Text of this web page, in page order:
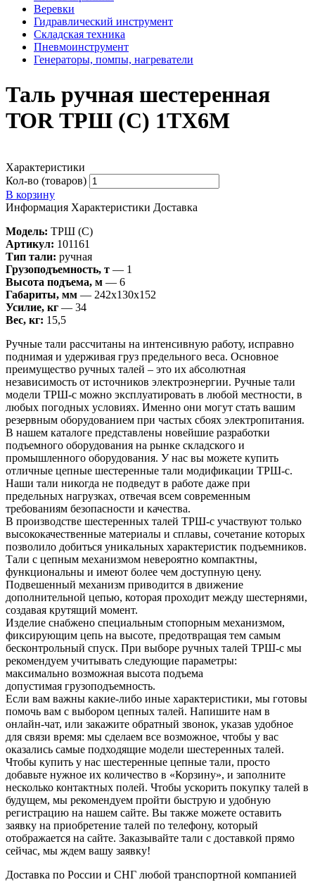
Веревки
Гидравлический инструмент
Складская техника
Пневмоинструмент
Генераторы, помпы, нагреватели
Таль ручная шестеренная
TOR ТРШ (C) 1ТХ6М
Характеристики
Кол-во (товаров)
В корзину
Информация Характеристики Доставка
Модель: ТРШ (C)
Артикул: 101161
Тип тали: ручная
Грузоподъемность, т — 1
Высота подъема, м — 6
Габариты, мм — 242х130х152
Усилие, кг — 34
Вес, кг: 15,5
Ручные тали рассчитаны на интенсивную работу, исправно
поднимая и удерживая груз предельного веса. Основное
преимущество ручных талей – это их абсолютная
независимость от источников электроэнергии. Ручные тали
модели ТРШ-с можно эксплуатировать в любой местности, в
любых погодных условиях. Именно они могут стать вашим
резервным оборудованием при частых сбоях электропитания.
В нашем каталоге представлены новейшие разработки
подъемного оборудования на рынке складского и
промышленного оборудования. У нас вы можете купить
отличные цепные шестеренные тали модификации ТРШ-с.
Наши тали никогда не подведут в работе даже при
предельных нагрузках, отвечая всем современным
требованиям безопасности и качества.
В производстве шестеренных талей ТРШ-с участвуют только
высококачественные материалы и сплавы, сочетание которых
позволило добиться уникальных характеристик подъемников.
Тали с цепным механизмом невероятно компактны,
функциональны и имеют более чем доступную цену.
Подвешенный механизм приводится в движение
дополнительной цепью, которая проходит между шестернями,
создавая крутящий момент.
Изделие снабжено специальным стопорным механизмом,
фиксирующим цепь на высоте, предотвращая тем самым
бесконтрольный спуск. При выборе ручных талей ТРШ-с мы
рекомендуем учитывать следующие параметры:
максимально возможная высота подъема
допустимая грузоподъемность.
Если вам важны какие-либо иные характеристики, мы готовы
помочь вам с выбором цепных талей. Напишите нам в
онлайн-чат, или закажите обратный звонок, указав удобное
для связи время: мы сделаем все возможное, чтобы у вас
оказались самые подходящие модели шестеренных талей.
Чтобы купить у нас шестеренные цепные тали, просто
добавьте нужное их количество в «Корзину», и заполните
несколько контактных полей. Чтобы ускорить покупку талей в
будущем, мы рекомендуем пройти быструю и удобную
регистрацию на нашем сайте. Вы также можете оставить
заявку на приобретение талей по телефону, который
отображается на сайте. Заказывайте тали с доставкой прямо
сейчас, мы ждем вашу заявку!
Доставка по России и СНГ любой транспортной компанией